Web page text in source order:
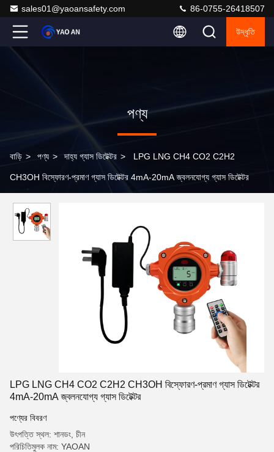
sales01@yaoansafety.com 86-0755-26418507
উদ্ধৃতি
পণ্য
বাড়ি > পণ্য > দাহ্য গ্যাস ডিটেক্টর > LPG LNG CH4 CO2 C2H2
CH3OH বিস্ফোরণ-প্রমাণ গ্যাস ডিটেক্টর 4mA-20mA জ্বলনযোগ্য গ্যাস ডিটেক্টর
LPG LNG CH4 CO2 C2H2 CH3OH বিস্ফোরণ-প্রমাণ গ্যাস ডিটেক্টর
4mA-20mA জ্বলনযোগ্য গ্যাস ডিটেক্টর
পণ্যের বিবরণ
উৎপত্তি স্থল: শানডং, চীন
পরিচিতিমুলক নাম: YAOAN